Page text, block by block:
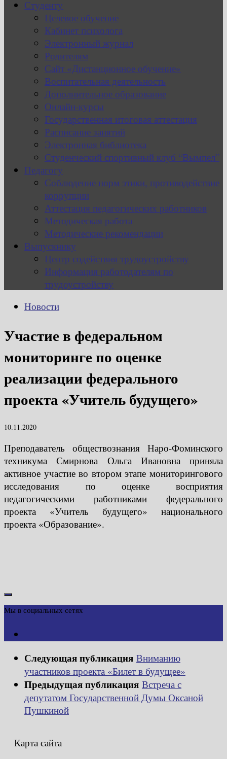
Студенту
Целевое обучение
Кабинет психолога
Электронный журнал
Родителям
Сайт «Дистанционное обучение»
Воспитательная деятельность
Дополнительное образование
Онлайн-курсы
Государственная итоговая аттестация
Расписание занятий
Электронная библиотека
Студенческий спортивный клуб “Вымпел”
Педагогу
Соблюдение норм этики, противодействие
коррупции
Аттестация педагогических работников
Методическая работа
Методические рекомендации
Выпускнику
Центр содействия трудоустройству
Информация работодателям по
трудоустройству
Новости
Участие в федеральном
мониторинге по оценке
реализации федерального
проекта «Учитель будущего»
10.11.2020
Преподаватель обществознания Наро-Фоминского
техникума Смирнова Ольга Ивановна приняла
активное участие во втором этапе мониторингового
исследования по оценке восприятия
педагогическими работниками федерального
проекта «Учитель будущего» национального
проекта «Образование».
Мы в социальных сетях
Следующая публикация Вниманию
участников проекта «Билет в будущее»
Предыдущая публикация Встреча с
депутатом Государственной Думы Оксаной
Пушкиной
Карта сайта